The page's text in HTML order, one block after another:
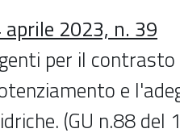
2023, n. 39
per il
e
(GU n.88